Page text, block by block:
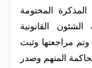
المختومة
القانونية
وتم مراجعتها وثبت
المتهم وصدر